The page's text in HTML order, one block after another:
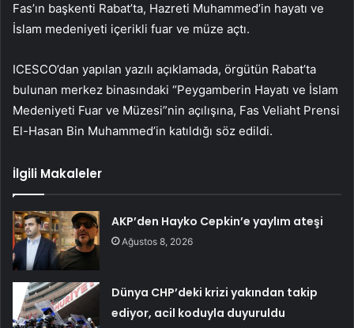
Fas’ın başkenti Rabat’ta, Hazreti Muhammed’in hayatı ve
İslam medeniyeti içerikli fuar ve müze açtı.
ICESCO’dan yapılan yazılı açıklamada, örgütün Rabat’ta
bulunan merkez binasındaki “Peygamberin Hayatı ve İslam
Medeniyeti Fuar ve Müzesi”nin açılışına, Fas Veliaht Prensi
El-Hasan Bin Muhammed’in katıldığı söz edildi.
İlgili Makaleler
AKP’den Hayko Cepkin’e yaylım ateşi
Ağustos 8, 2026
Dünya CHP’deki krizi yakından takip
ediyor, acil koduyla duyuruldu